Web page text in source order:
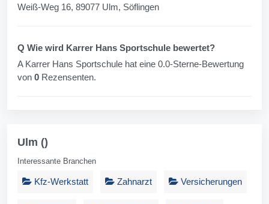
Weiß-Weg 16, 89077 Ulm, Söflingen
Q Wie wird Karrer Hans Sportschule bewertet?
A Karrer Hans Sportschule hat eine 0.0-Sterne-Bewertung
von 0 Rezensenten.
Ulm ()
Interessante Branchen
Kfz-Werkstatt Zahnarzt Versicherungen